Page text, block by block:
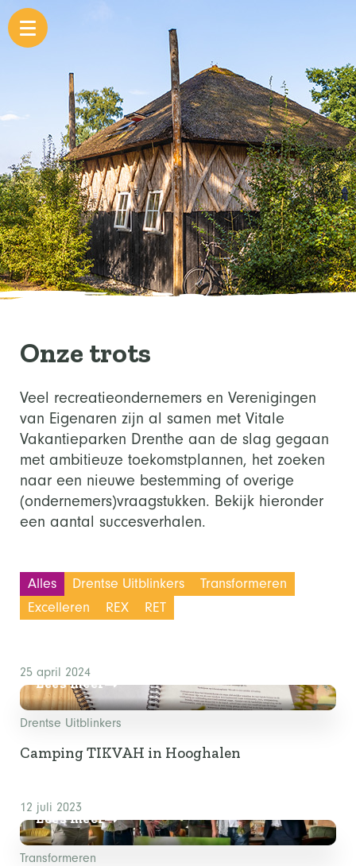
Onze trots
Veel recreatieondernemers en Verenigingen
van Eigenaren zijn al samen met Vitale
Vakantieparken Drenthe aan de slag gegaan
met ambitieuze toekomstplannen, het zoeken
naar een nieuwe bestemming of overige
(ondernemers)vraagstukken. Bekijk hieronder
een aantal succesverhalen.
Alles Drentse Uitblinkers
Transformeren
Excelleren
REX RET
25 april 2024
Lees meer
Drentse Uitblinkers
Camping TIKVAH in Hooghalen
12 juli 2023
Lees meer
Transformeren